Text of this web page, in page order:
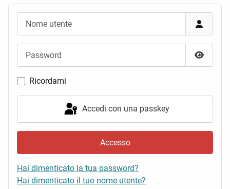
Mostra
Ricordami
Accedi con una passkey
Accesso
Hai dimenticato la tua password?
Hai dimenticato il tuo nome utente?